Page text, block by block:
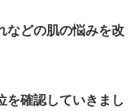
などの肌の悩みを改
を確認していきまし